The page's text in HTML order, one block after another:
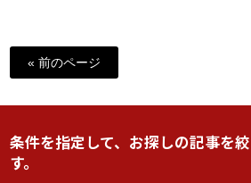
« 前のページ
条件を指定して、お探しの記事を
す。